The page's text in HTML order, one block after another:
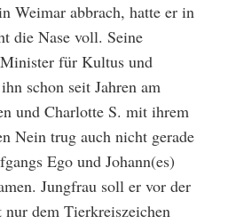
Weimar abbrach, hatte er in
die Nase voll. Seine
für Kultus und
schon seit Jahren am
und Charlotte S. mit ihrem
Nein trug auch nicht gerade
Ego und Johann(es)
Jungfrau soll er vor der
dem Tierkreiszeichen